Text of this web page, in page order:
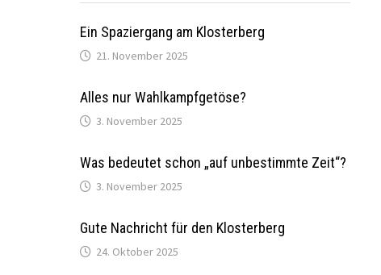
Ein Spaziergang am Klosterberg
21. November 2025
Alles nur Wahlkampfgetöse?
3. November 2025
Was bedeutet schon „auf unbestimmte Zeit“?
3. November 2025
Gute Nachricht für den Klosterberg
24. Oktober 2025